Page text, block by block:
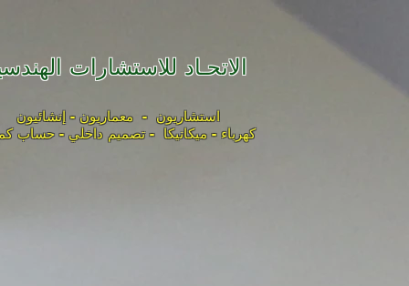
الاتحـاد للاستشارات
استشاريون - معماريون - إنشائيون
كهرباء - ميكانيكا - تصميم داخلي - حساب